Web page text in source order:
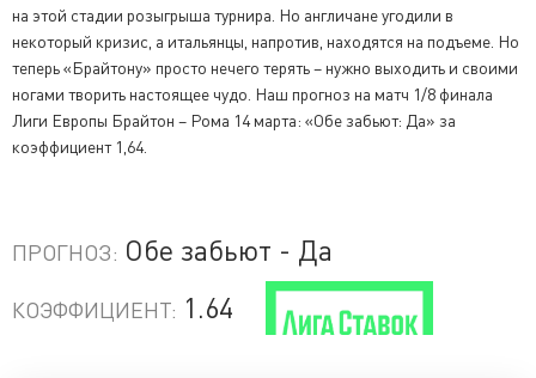
на этой стадии розыгрыша турнира. Но англичане угодили в
некоторый кризис, а итальянцы, напротив, находятся на подъеме. Но
теперь «Брайтону» просто нечего терять – нужно выходить и своими
ногами творить настоящее чудо. Наш прогноз на матч 1/8 финала
Лиги Европы Брайтон – Рома 14 марта: «Обе забьют: Да» за
коэффициент 1,64.
ПРОГНОЗ: Обе забьют - Да
КОЭФФИЦИЕНТ: 1.64